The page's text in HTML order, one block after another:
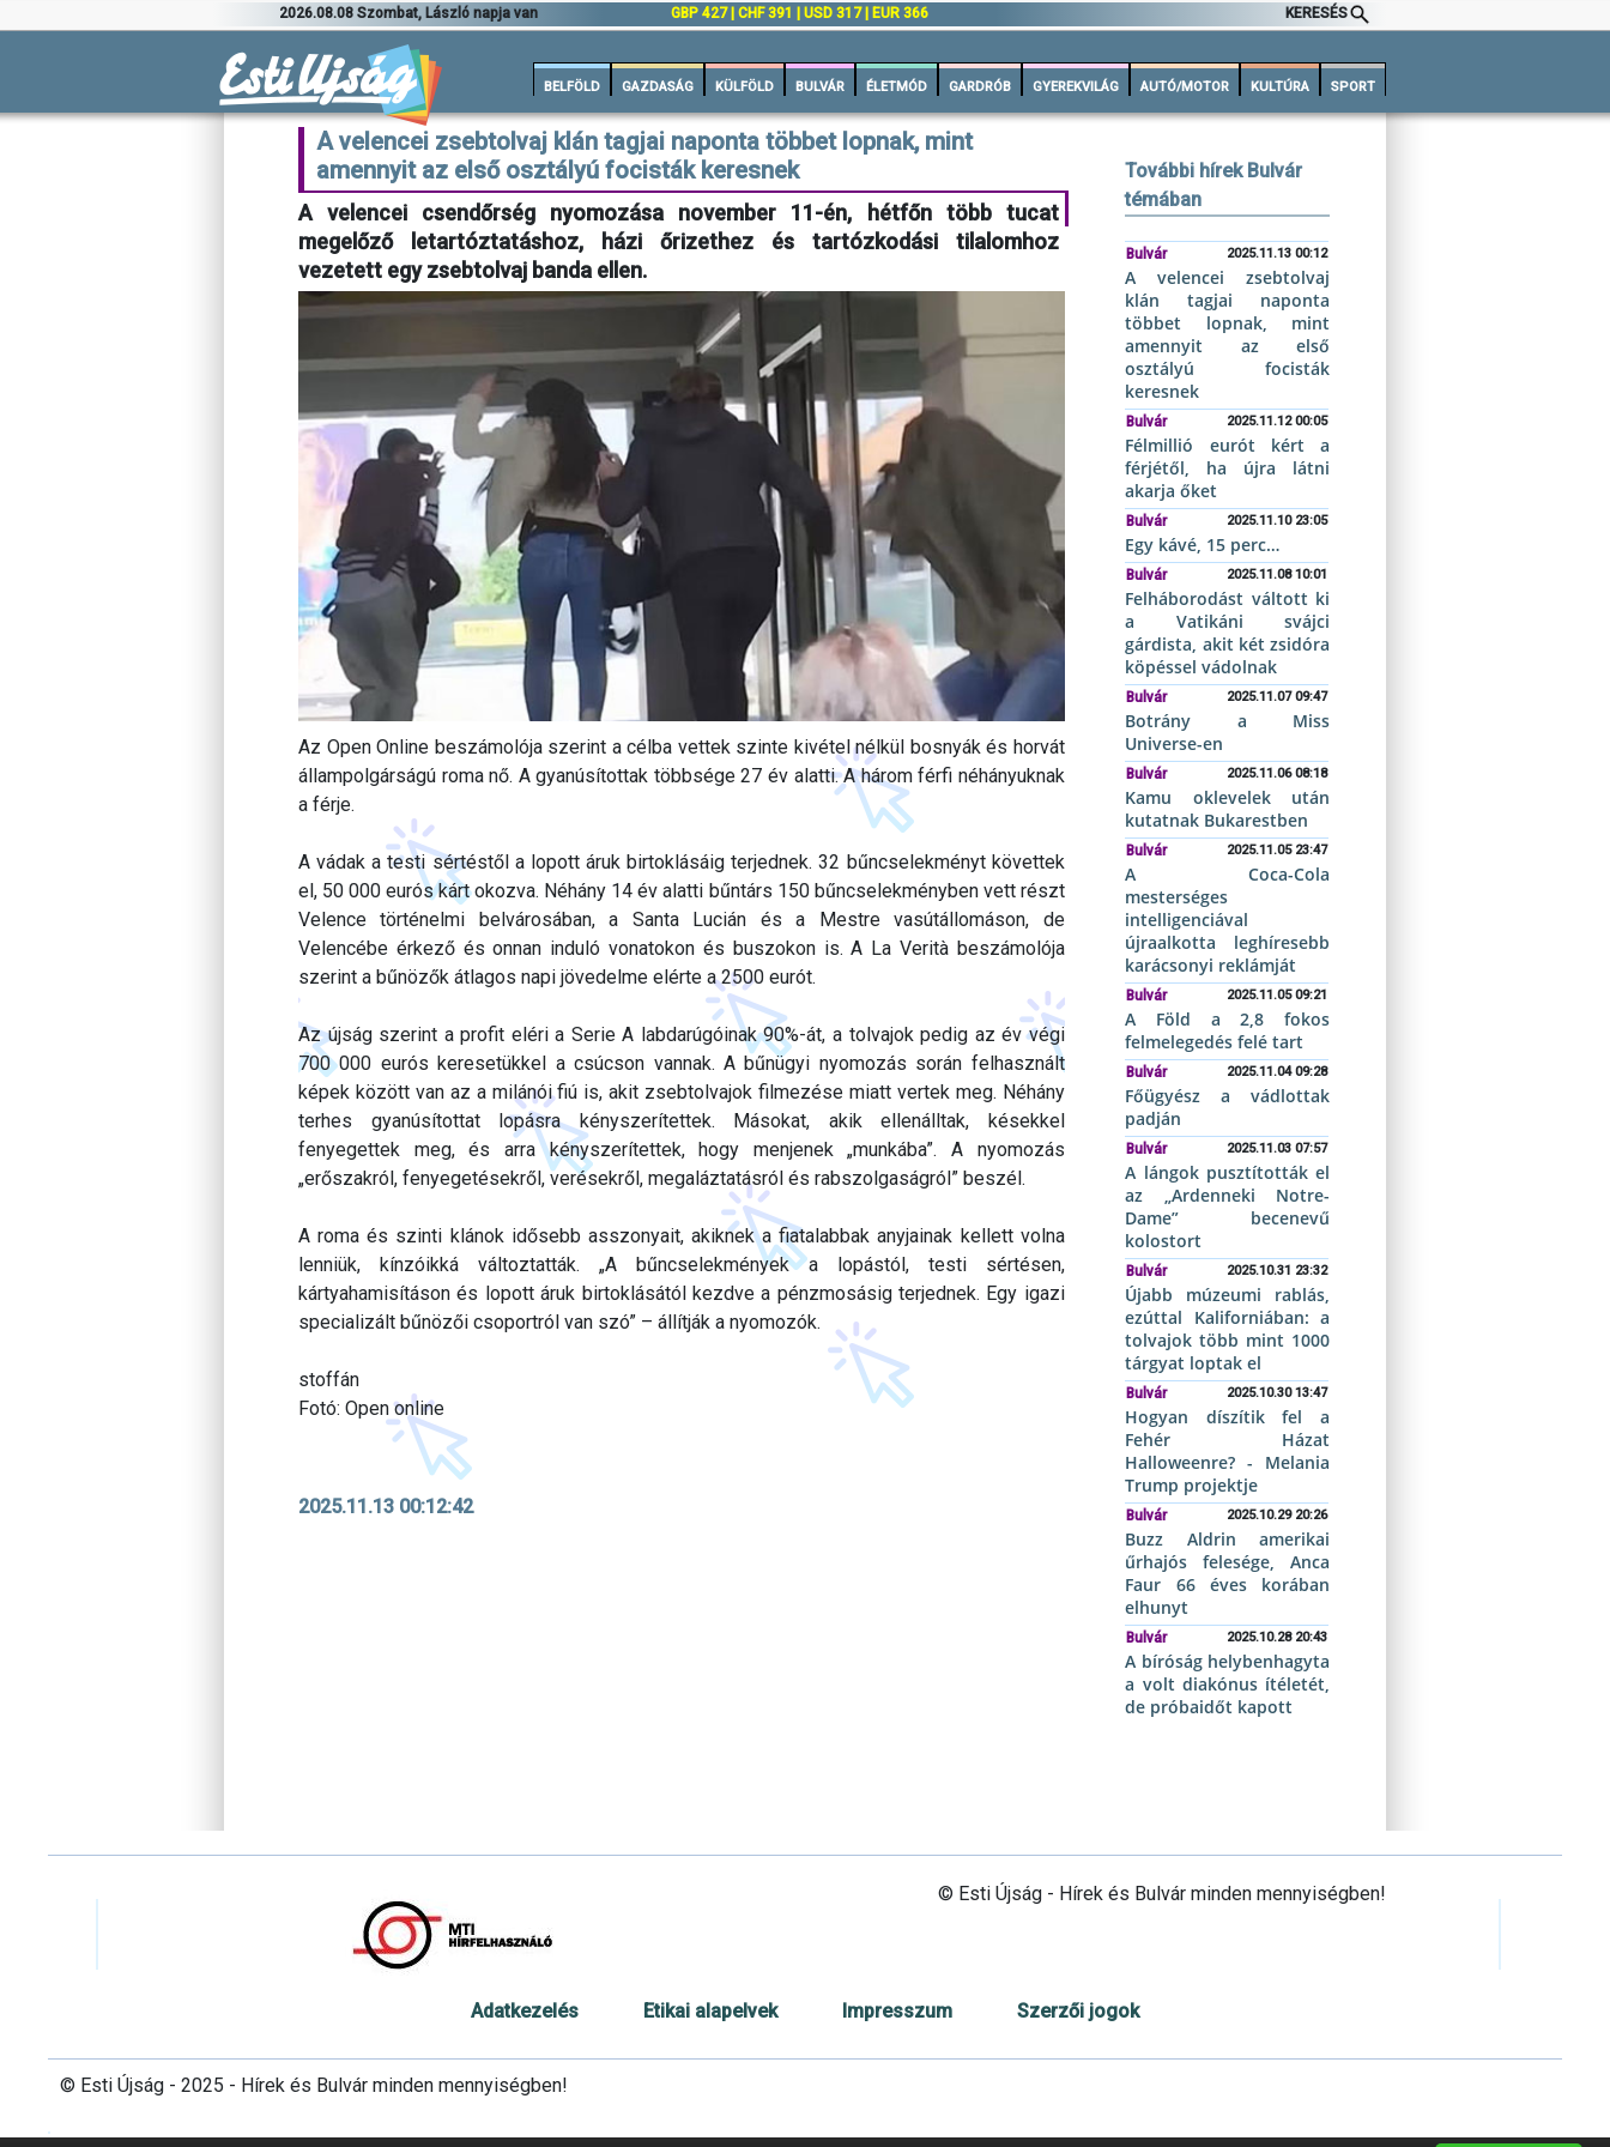
2026.08.08 Szombat, László napja van GBP 427 | CHF 391 | USD 317 | EUR 366 KERESÉS
BELFÖLD GAZDASÁG KÜLFÖLD BULVÁR ÉLETMÓD GARDRÓB GYEREKVILÁG AUTÓ/MOTOR KULTÚRA SPORT
A velencei zsebtolvaj klán tagjai naponta többet lopnak, mint
amennyit az első osztályú focisták keresnek
A velencei csendőrség nyomozása november 11-én, hétfőn több tucat
megelőző letartóztatáshoz, házi őrizethez és tartózkodási tilalomhoz
vezetett egy zsebtolvaj banda ellen.
Az Open Online beszámolója szerint a célba vettek szinte kivétel nélkül bosnyák és horvát
állampolgárságú roma nő. A gyanúsítottak többsége 27 év alatti. A három férfi néhányuknak
a férje.
A vádak a testi sértéstől a lopott áruk birtoklásáig terjednek. 32 bűncselekményt követtek
el, 50 000 eurós kárt okozva. Néhány 14 év alatti bűntárs 150 bűncselekményben vett részt
Velence történelmi belvárosában, a Santa Lucián és a Mestre vasútállomáson, de
Velencébe érkező és onnan induló vonatokon és buszokon is. A La Verità beszámolója
szerint a bűnözők átlagos napi jövedelme elérte a 2500 eurót.
Az újság szerint a profit eléri a Serie A labdarúgóinak 90%-át, a tolvajok pedig az év végi
700 000 eurós keresetükkel a csúcson vannak. A bűnügyi nyomozás során felhasznált
képek között van az a milánói fiú is, akit zsebtolvajok filmezése miatt vertek meg. Néhány
terhes gyanúsítottat lopásra kényszerítettek. Másokat, akik ellenálltak, késekkel
fenyegettek meg, és arra kényszerítettek, hogy menjenek „munkába”. A nyomozás
„erőszakról, fenyegetésekről, verésekről, megaláztatásról és rabszolgaságról” beszél.
A roma és szinti klánok idősebb asszonyait, akiknek a fiatalabbak anyjainak kellett volna
lenniük, kínzóikká változtatták. „A bűncselekmények a lopástól, testi sértésen,
kártyahamisításon és lopott áruk birtoklásától kezdve a pénzmosásig terjednek. Egy igazi
specializált bűnözői csoportról van szó” – állítják a nyomozók.
stoffán
Fotó: Open online
2025.11.13 00:12:42
További hírek Bulvár
témában
Bulvár 2025.11.13 00:12
A velencei zsebtolvaj
klán tagjai naponta
többet lopnak, mint
amennyit az első
osztályú focisták
keresnek
Bulvár 2025.11.12 00:05
Félmillió eurót kért a
férjétől, ha újra látni
akarja őket
Bulvár 2025.11.10 23:05
Egy kávé, 15 perc…
Bulvár 2025.11.08 10:01
Felháborodást váltott ki
a Vatikáni svájci
gárdista, akit két zsidóra
köpéssel vádolnak
Bulvár 2025.11.07 09:47
Botrány a Miss
Universe-en
Bulvár 2025.11.06 08:18
Kamu oklevelek után
kutatnak Bukarestben
Bulvár 2025.11.05 23:47
A Coca-Cola
mesterséges
intelligenciával
újraalkotta leghíresebb
karácsonyi reklámját
Bulvár 2025.11.05 09:21
A Föld a 2,8 fokos
felmelegedés felé tart
Bulvár 2025.11.04 09:28
Főügyész a vádlottak
padján
Bulvár 2025.11.03 07:57
A lángok pusztították el
az „Ardenneki Notre-
Dame” becenevű
kolostort
Bulvár 2025.10.31 23:32
Újabb múzeumi rablás,
ezúttal Kaliforniában: a
tolvajok több mint 1000
tárgyat loptak el
Bulvár 2025.10.30 13:47
Hogyan díszítik fel a
Fehér Házat
Halloweenre? - Melania
Trump projektje
Bulvár 2025.10.29 20:26
Buzz Aldrin amerikai
űrhajós felesége, Anca
Faur 66 éves korában
elhunyt
Bulvár 2025.10.28 20:43
A bíróság helybenhagyta
a volt diakónus ítéletét,
de próbaidőt kapott
© Esti Újság - Hírek és Bulvár minden mennyiségben!
Adatkezelés Etikai alapelvek Impresszum Szerzői jogok
© Esti Újság - 2025 - Hírek és Bulvár minden mennyiségben!